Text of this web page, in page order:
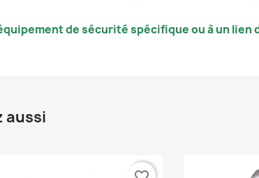
de sécurité spécifique ou à un lien
aussi